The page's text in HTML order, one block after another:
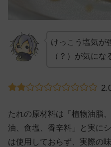
けっこう塩気が
（？）が気にな
たれの原材料は「植物油脂
油、食塩、香辛料」と実に
は使用しておらず、実際の